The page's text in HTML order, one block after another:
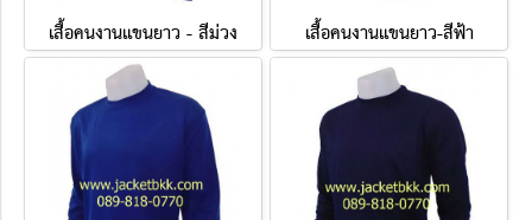
เสื้อคนงานแขนยาว - สีม่วง เสื้อคนงานแขนยาว-สีฟ้า